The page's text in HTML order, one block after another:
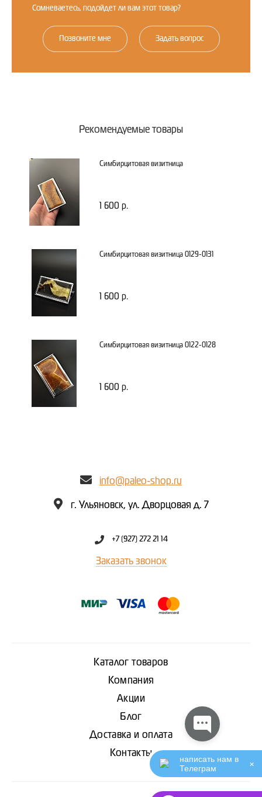
написать нам в
Телеграм
✕
Сомневаетесь, подойдет ли вам этот товар?
Позвоните мне Задать вопрос
Рекомендуемые товары
Симбирцитовая визитница
1 600 р.
Симбирцитовая визитница 0129-0131
1 600 р.
Симбирцитовая визитница 0122-0128
1 600 р.
info@paleo-shop.ru
г. Ульяновск, ул. Дворцовая д. 7
+7 (927) 272 21 14
Заказать звонок
Каталог товаров
Компания
Акции
Блог
Доставка и оплата
Контакты